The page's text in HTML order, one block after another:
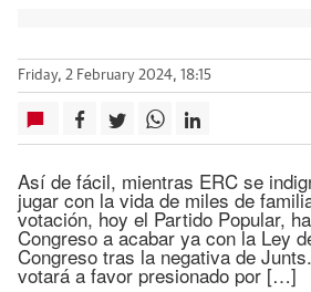
Friday, 2 February 2024, 18:15
Así de fácil, mientras ERC se
jugar con la vida de miles de
votación, hoy el Partido Popular,
Congreso a acabar ya con la Ley
Congreso tras la negativa de
votará a favor presionado por […]